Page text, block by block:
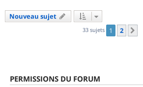
Nouveau sujet
33 sujets 1 2
PERMISSIONS DU FORUM